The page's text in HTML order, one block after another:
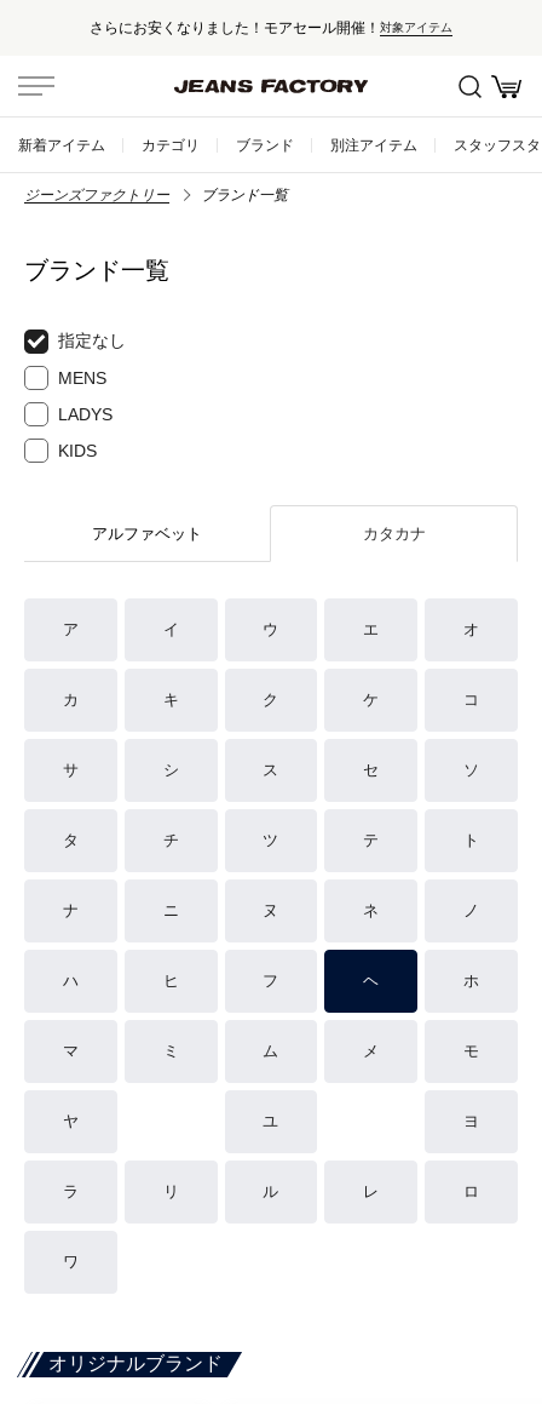
さらにお安くなりました！モアセール開催！ 対象アイテム
新着アイテム カテゴリ ブランド 別注アイテム スタッフス
ジーンズファクトリー ブランド一覧
ブランド一覧
指定なし
MENS
LADYS
KIDS
アルファベット カタカナ
ア イ ウ エ オ
カ キ ク ケ コ
サ シ ス セ ソ
タ チ ツ テ ト
ナ ニ ヌ ネ ノ
ハ ヒ フ ヘ ホ
マ ミ ム メ モ
ヤ ユ ヨ
ラ リ ル レ ロ
ワ
オリジナルブランド